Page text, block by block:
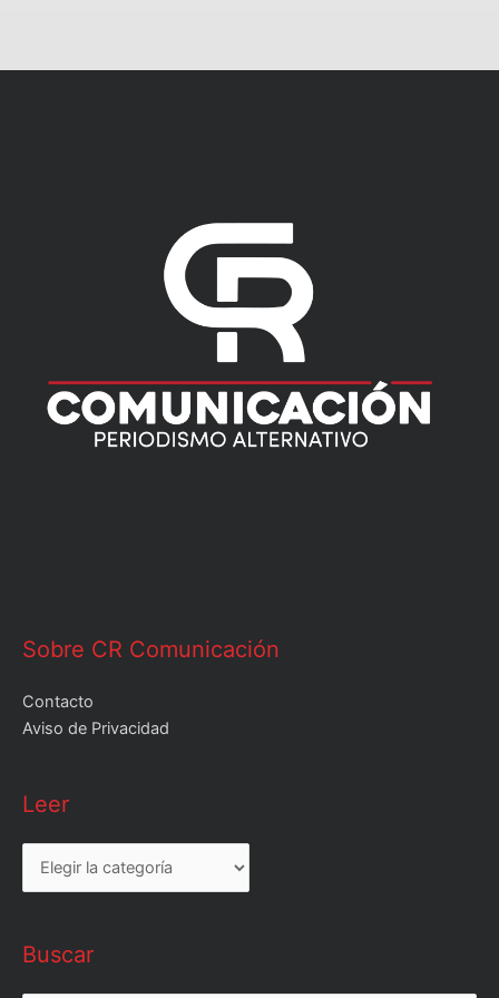
Sobre CR Comunicación
Contacto
Aviso de Privacidad
Leer
Leer
Buscar